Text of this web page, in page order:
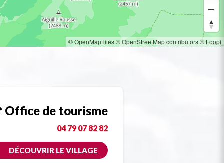
© OpenMapTiles© OpenStreetMap contributors© Loopi
de tourisme
04 79 07 82 82
DÉCOUVRIR LE VILLAGE